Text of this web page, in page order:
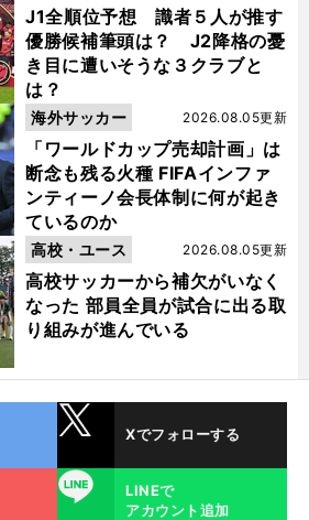
J1全順位予想 識者５人が推す
優勝候補筆頭は？ J2降格の憂
き目に遭いそうな３クラブと
は？
「ワールドカップ売却計画」は
断念も残る火種 FIFAインファ
ンティーノ会長体制に何が起き
ているのか
2026.08.05更新
海外サッカー
高校サッカーから補欠がいなく
なった 部員全員が試合に出る取
り組みが進んでいる
2026.08.05更新
高校・ユース
Xでフォローする
LINE
LINEで
アカウント追加